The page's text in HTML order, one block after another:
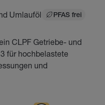
Umlauföl PFAS frei
CLPF Getriebe- und
für hochbelastete
und